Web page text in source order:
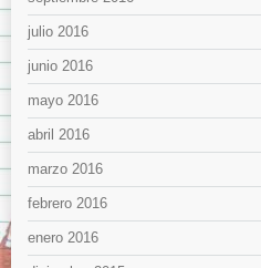
julio 2016
junio 2016
mayo 2016
abril 2016
marzo 2016
febrero 2016
enero 2016